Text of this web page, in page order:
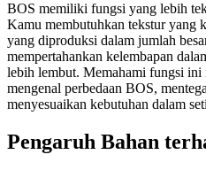
BOS memiliki fungsi yang lebih
Kamu membutuhkan tekstur yang
yang diproduksi dalam jumlah
mempertahankan kelembapan
lebih lembut. Memahami fungsi ini
mengenal perbedaan BOS,
menyesuaikan kebutuhan dalam
Pengaruh Bahan